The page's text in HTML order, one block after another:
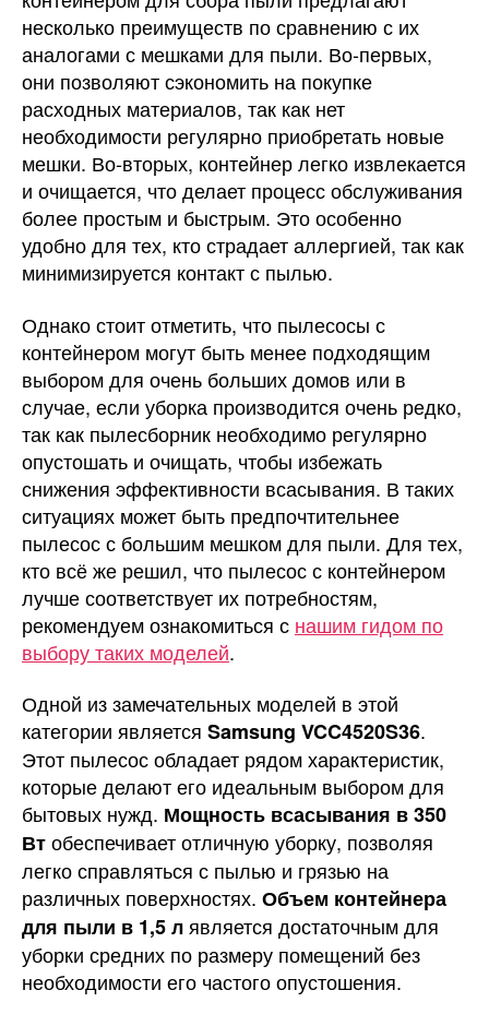
несколько преимуществ по сравнению с их
аналогами с мешками для пыли. Во-первых,
они позволяют сэкономить на покупке
расходных материалов, так как нет
необходимости регулярно приобретать новые
мешки. Во-вторых, контейнер легко извлекается
и очищается, что делает процесс обслуживания
более простым и быстрым. Это особенно
удобно для тех, кто страдает аллергией, так как
минимизируется контакт с пылью.
Однако стоит отметить, что пылесосы с
контейнером могут быть менее подходящим
выбором для очень больших домов или в
случае, если уборка производится очень редко,
так как пылесборник необходимо регулярно
опустошать и очищать, чтобы избежать
снижения эффективности всасывания. В таких
ситуациях может быть предпочтительнее
пылесос с большим мешком для пыли. Для тех,
кто всё же решил, что пылесос с контейнером
лучше соответствует их потребностям,
рекомендуем ознакомиться с нашим гидом по
выбору таких моделей.
Одной из замечательных моделей в этой
категории является Samsung VCC4520S36.
Этот пылесос обладает рядом характеристик,
которые делают его идеальным выбором для
бытовых нужд. Мощность всасывания в 350
Втобеспечивает отличную уборку, позволяя
легко справляться с пылью и грязью на
различных поверхностях. Объем контейнера
для пыли в 1,5 л является достаточным для
уборки средних по размеру помещений без
необходимости его частого опустошения.